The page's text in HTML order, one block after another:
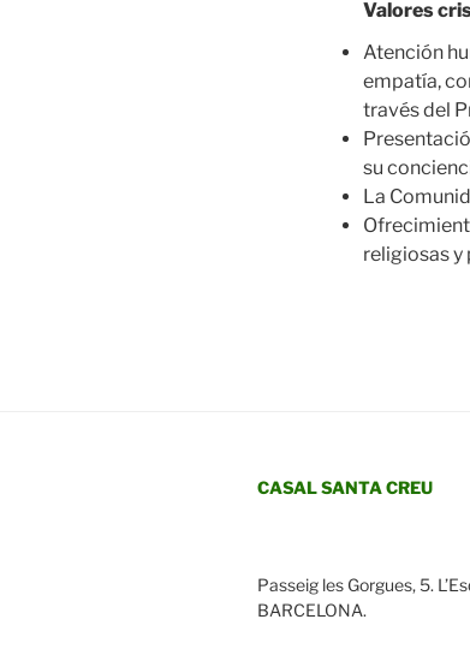
Valores
Atención
empatía,
través del
su
La
religiosas y
CASAL SANTA CREU
Passeig les Gorgues, 5.
BARCELONA.